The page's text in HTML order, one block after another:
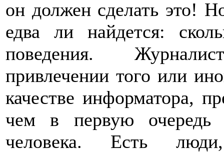
он должен сделать это!
едва ли найдется:
поведения.
привлечении того или
качестве информатора,
чем в первую очередь
человека. Есть